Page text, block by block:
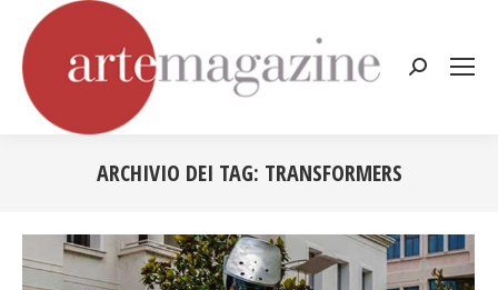
Cerca:
ARCHIVIO DEI TAG: TRANSFORMERS